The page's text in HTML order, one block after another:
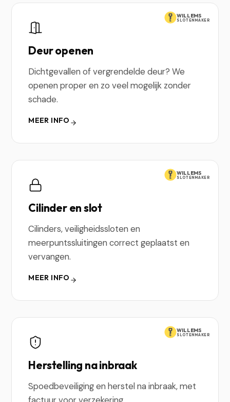
WILLEMS
SLOTENMAKER
Deur openen
Dichtgevallen of vergrendelde deur? We
openen proper en zo veel mogelijk zonder
schade.
MEER INFO
WILLEMS
SLOTENMAKER
Cilinder en slot
Cilinders, veiligheidssloten en
meerpuntssluitingen correct geplaatst en
vervangen.
MEER INFO
WILLEMS
SLOTENMAKER
Herstelling na inbraak
Spoedbeveiliging en herstel na inbraak, met